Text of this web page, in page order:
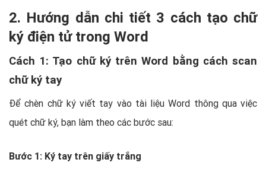
2. Hướng dẫn chi tiết 3 cách tạo chữ
ký điện tử trong Word
Cách 1: Tạo chữ ký trên Word bằng cách scan
chữ ký tay
Để chèn chữ ký viết tay vào tài liệu Word thông qua việc
quét chữ ký, bạn làm theo các bước sau:
Bước 1: Ký tay trên giấy trắng